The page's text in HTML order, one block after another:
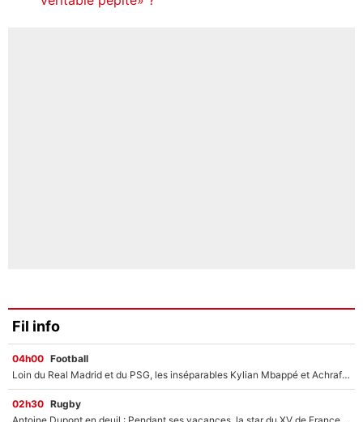
Fil info
04h00 Football
Loin du Real Madrid et du PSG, les inséparables Kylian Mbappé et Achraf Hakimi changent d'équipe le temps d'une journée !
02h30 Rugby